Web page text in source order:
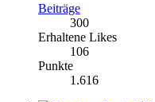
Beiträge
300
Erhaltene Likes
106
Punkte
1.616